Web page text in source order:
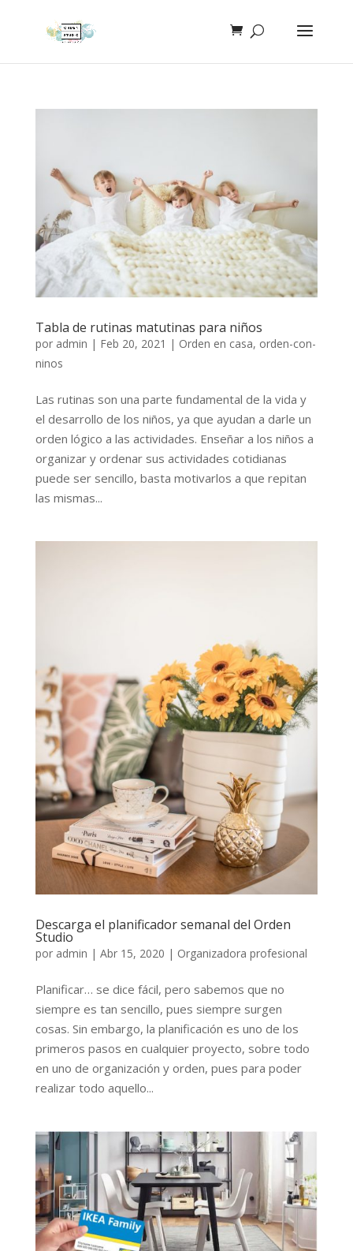
Tabla de rutinas matutinas para niños
por admin | Feb 20, 2021 | Orden en casa, orden-con-
ninos
Las rutinas son una parte fundamental de la vida y
el desarrollo de los niños, ya que ayudan a darle un
orden lógico a las actividades. Enseñar a los niños a
organizar y ordenar sus actividades cotidianas
puede ser sencillo, basta motivarlos a que repitan
las mismas...
Descarga el planificador semanal del Orden
Studio
por admin | Abr 15, 2020 | Organizadora profesional
Planificar… se dice fácil, pero sabemos que no
siempre es tan sencillo, pues siempre surgen
cosas. Sin embargo, la planificación es uno de los
primeros pasos en cualquier proyecto, sobre todo
en uno de organización y orden, pues para poder
realizar todo aquello...